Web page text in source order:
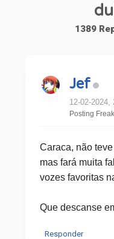
Sobre dubladores
1389
Jef
12-02-2024,
Posting Freak
Caraca, não
mas fará muita
vozes favoritas
Que descanse
Responder